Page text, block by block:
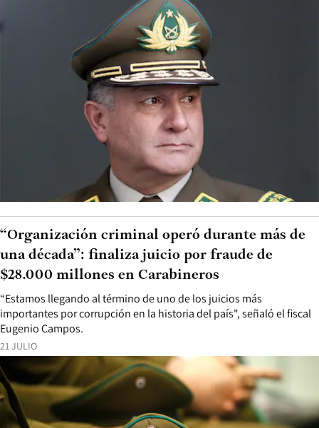
21 JULIO
“Estamos llegando al término de uno de los juicios más
importantes por corrupción en la historia del país", señaló el fiscal
Eugenio Campos.
“Organización criminal operó durante más de
una década”: finaliza juicio por fraude de
$28.000 millones en Carabineros